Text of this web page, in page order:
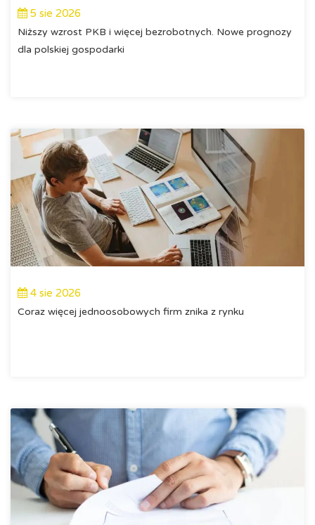
5 sie 2026
Niższy wzrost PKB i więcej bezrobotnych. Nowe prognozy
dla polskiej gospodarki
4 sie 2026
Coraz więcej jednoosobowych firm znika z rynku